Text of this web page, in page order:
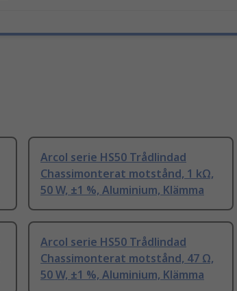
Arcol serie HS50 Trådlindad
Chassimonterat motstånd, 1 kΩ,
50 W, ±1 %, Aluminium, Klämma
Arcol serie HS50 Trådlindad
Chassimonterat motstånd, 47 Ω,
50 W, ±1 %, Aluminium, Klämma